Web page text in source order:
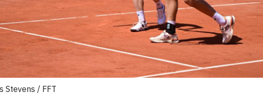
Stevens / FFT